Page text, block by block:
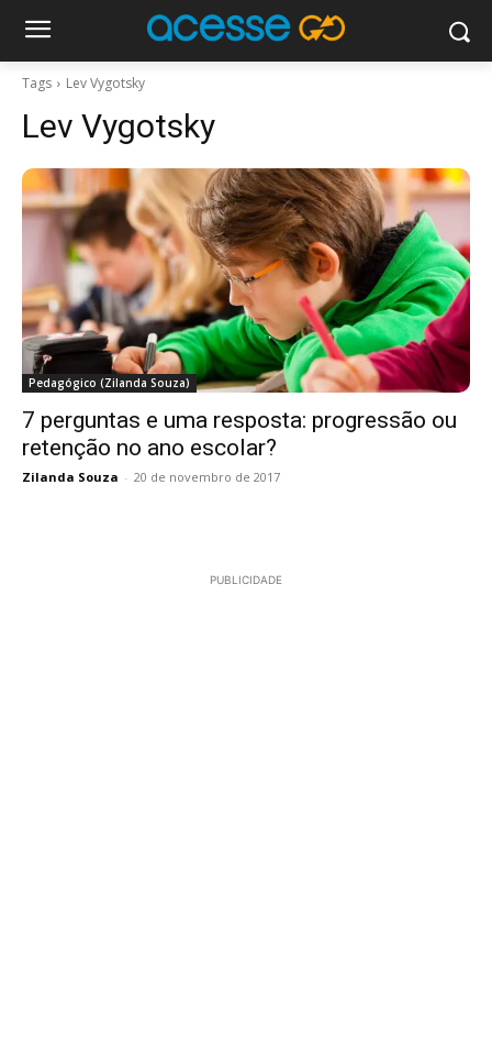
Tags Lev Vygotsky
Lev Vygotsky
Pedagógico (Zilanda Souza)
7 perguntas e uma resposta: progressão ou
retenção no ano escolar?
Zilanda Souza - 20 de novembro de 2017
PUBLICIDADE